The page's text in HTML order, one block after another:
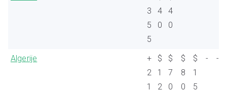
3
5
5
4
0
4
0
Algerije
+
2
1
$
1
2
$
7
0
$
8
0
$
1
5
- -